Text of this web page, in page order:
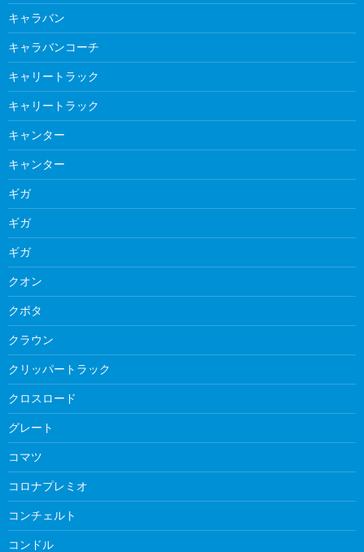
キャラバン
キャラバンコーチ
キャリートラック
キャリートラック
キャンター
キャンター
ギガ
ギガ
ギガ
クオン
クボタ
クラウン
クリッパートラック
クロスロード
グレート
コマツ
コロナプレミオ
コンチェルト
コンドル